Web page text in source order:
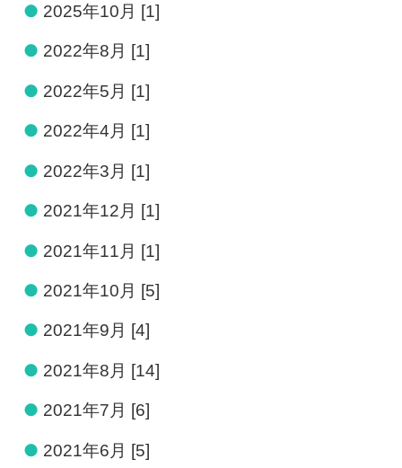
● 2025年10月 [1]
● 2022年8月 [1]
● 2022年5月 [1]
● 2022年4月 [1]
● 2022年3月 [1]
● 2021年12月 [1]
● 2021年11月 [1]
● 2021年10月 [5]
● 2021年9月 [4]
● 2021年8月 [14]
● 2021年7月 [6]
● 2021年6月 [5]